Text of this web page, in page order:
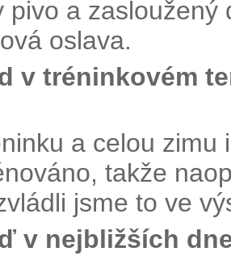
pivo a
oslava.
v tréninkovém
a celou
takže
jsme to ve
v nejbližších